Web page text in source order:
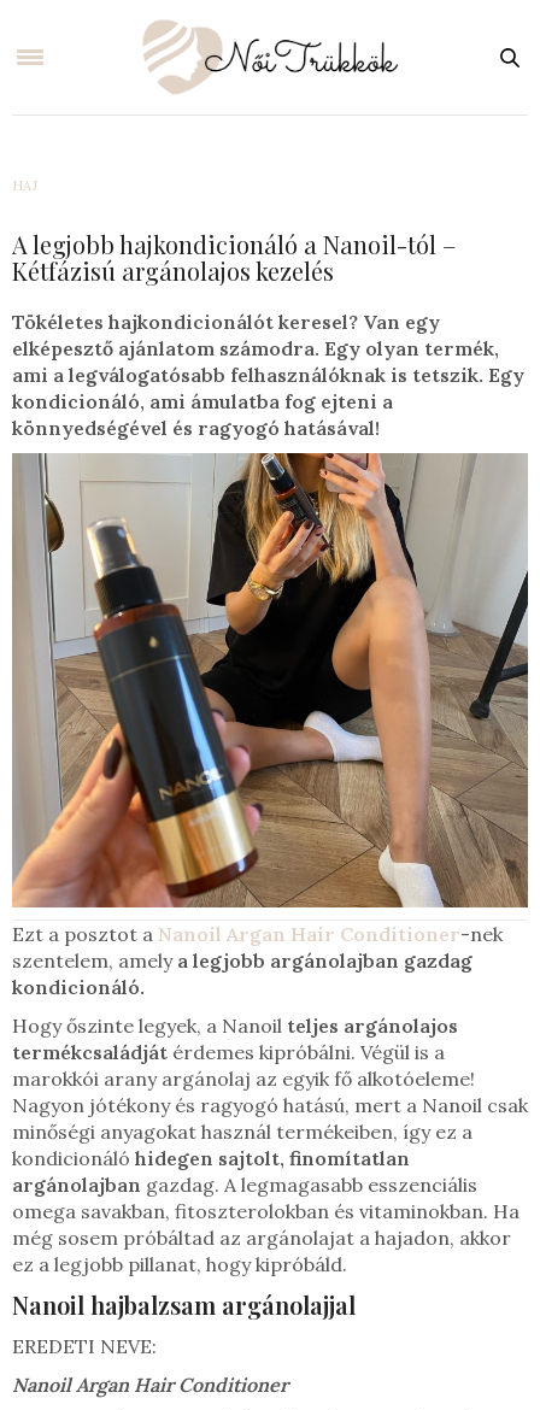
HAJ
A legjobb hajkondicionáló a Nanoil-tól –
Kétfázisú argánolajos kezelés
Tökéletes hajkondicionálót keresel? Van egy
elképesztő ajánlatom számodra. Egy olyan termék,
ami a legválogatósabb felhasználóknak is tetszik. Egy
kondicionáló, ami ámulatba fog ejteni a
könnyedségével és ragyogó hatásával!
Ezt a posztot a Nanoil Argan Hair Conditioner-nek
szentelem, amely a legjobb argánolajban gazdag
kondicionáló.
Hogy őszinte legyek, a Nanoil teljes argánolajos
termékcsaládját érdemes kipróbálni. Végül is a
marokkói arany argánolaj az egyik fő alkotóeleme!
Nagyon jótékony és ragyogó hatású, mert a Nanoil csak
minőségi anyagokat használ termékeiben, így ez a
kondicionáló hidegen sajtolt, finomítatlan
argánolajban gazdag. A legmagasabb esszenciális
omega savakban, fitoszterolokban és vitaminokban. Ha
még sosem próbáltad az argánolajat a hajadon, akkor
ez a legjobb pillanat, hogy kipróbáld.
Nanoil hajbalzsam argánolajjal
EREDETI NEVE:
Nanoil Argan Hair Conditioner